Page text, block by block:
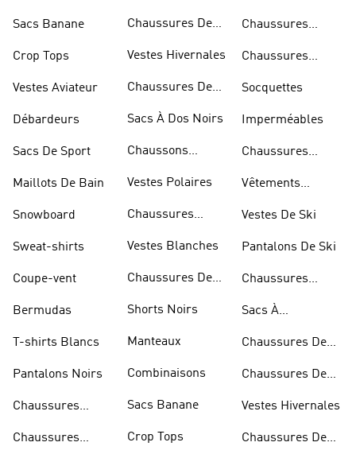
Sacs Banane
Crop Tops
Vestes Aviateur
Débardeurs
Sacs De Sport
Maillots De Bain
Snowboard
Sweat-shirts
Coupe-vent
Bermudas
T-shirts Blancs
Pantalons Noirs
Chaussures
Chaussures
Chaussures De
Vestes Hivernales
Chaussures De
Sacs À Dos Noirs
Chaussons
Vestes Polaires
Chaussures
Vestes Blanches
Chaussures De
Shorts Noirs
Manteaux
Combinaisons
Sacs Banane
Crop Tops
Chaussures
Chaussures
Socquettes
Imperméables
Chaussures
Vêtements
Vestes De Ski
Pantalons De Ski
Chaussures
Sacs À
Chaussures De
Chaussures De
Vestes Hivernales
Chaussures De